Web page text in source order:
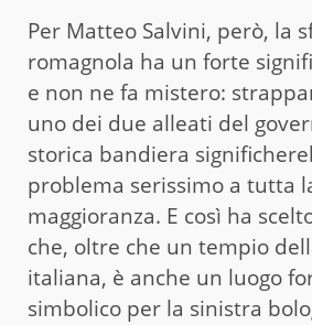
Per Matteo Salvini, però, la
romagnola ha un forte
e non ne fa mistero:
uno dei due alleati del
storica bandiera
problema serissimo a tutta
maggioranza. E così ha
che, oltre che un tempio
italiana, è anche un luogo
simbolico per la sinistra